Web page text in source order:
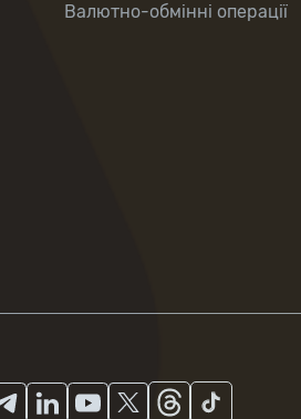
Валютно-обмінні операції